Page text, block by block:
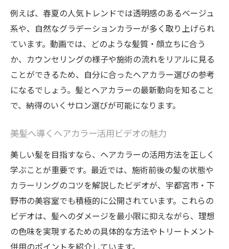
ぶ
髪質改善につながるトリートメント動画特
集
ヘアカラーと合わせたい髪のケア方法動画
動画で実感する髪・トリートメントの重要
性
トリートメント効果を高めるカラー活用法
ト法
ヘアカラーで引き出す髪のトリートメント
効果
髪質別に学ぶヘアカラーとケアの連携術
トリートメント重視の髪カラー活用ポイン
ト
ヘアカラー後の髪を守るケア方法を解説
例えば、春夏の人気トレンドでは透明感のあるベージュ
系や、自然なグラデーションカラーが多く取り上げられ
ています。動画では、どのような髪質・顔立ちに合う
か、カウンセリングの様子や施術の流れをリアルに見る
ことができるため、自分に合ったヘアカラー選びの参考
になるでしょう。髪とヘアカラーの最新動向を知ること
で、納得のいくサロン選びが可能になります。
美髪へ導くヘアカラー活用ビデオの魅力
美しい髪を目指すなら、ヘアカラーの活用方法を正しく
学ぶことが重要です。最近では、施術前後の髪の状態や
カラーリングのコツを解説したビデオが、宇都宮市・下
野市の美容室でも積極的に公開されています。これらの
ビデオは、髪へのダメージを最小限に抑えながら、理想
の色味を実現するための具体的な方法やトリートメント
併用のポイントを紹介しています。